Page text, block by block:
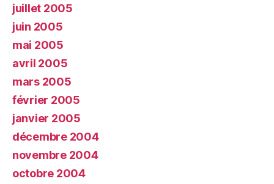
juillet 2005
juin 2005
mai 2005
avril 2005
mars 2005
février 2005
janvier 2005
décembre 2004
novembre 2004
octobre 2004